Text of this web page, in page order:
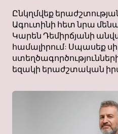
Ընկղմվեք
Ագուտինի հետ նրա
Կարեն Դեմիրճյանի
համալիրում: Սպասեք
եզակի երաժշտական